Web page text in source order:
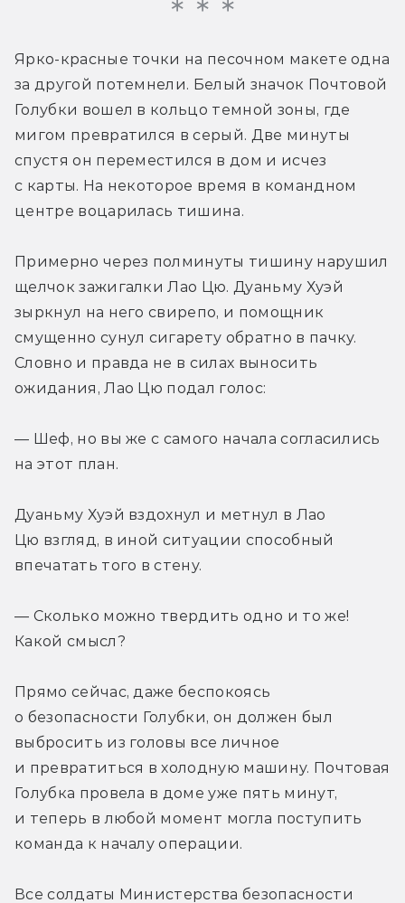
Ярко-красные точки на песочном макете одна
за другой потемнели. Белый значок Почтовой
Голубки вошел в кольцо темной зоны, где
мигом превратился в серый. Две минуты
спустя он переместился в дом и исчез
с карты. На некоторое время в командном
центре воцарилась тишина.
Примерно через полминуты тишину нарушил
щелчок зажигалки Лао Цю. Дуаньму Хуэй
зыркнул на него свирепо, и помощник
смущенно сунул сигарету обратно в пачку.
Словно и правда не в силах выносить
ожидания, Лао Цю подал голос:
— Шеф, но вы же с самого начала согласились
на этот план.
Дуаньму Хуэй вздохнул и метнул в Лао
Цю взгляд, в иной ситуации способный
впечатать того в стену.
— Сколько можно твердить одно и то же!
Какой смысл?
Прямо сейчас, даже беспокоясь
о безопасности Голубки, он должен был
выбросить из головы все личное
и превратиться в холодную машину. Почтовая
Голубка провела в доме уже пять минут,
и теперь в любой момент могла поступить
команда к началу операции.
Все солдаты Министерства безопасности